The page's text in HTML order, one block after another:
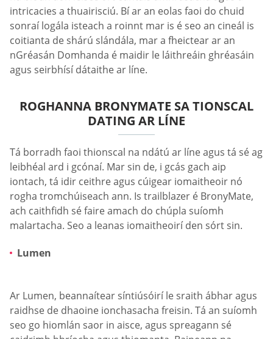
intricacies a thuairisciú. Bí ar an eolas faoi do chuid
sonraí logála isteach a roinnt mar is é seo an cineál is
coitianta de shárú slándála, mar a fheictear ar an
nGréasán Domhanda é maidir le láithreáin ghréasáin
agus seirbhísí dátaithe ar líne.
ROGHANNA BRONYMATE SA TIONSCAL
DATING AR LÍNE
Tá borradh faoi thionscal na ndátú ar líne agus tá sé ag
leibhéal ard i gcónaí. Mar sin de, i gcás gach aip
iontach, tá idir ceithre agus cúigear iomaitheoir nó
rogha tromchúiseach ann. Is trailblazer é BronyMate,
ach caithfidh sé faire amach do chúpla suíomh
malartacha. Seo a leanas iomaitheoirí den sórt sin.
Lumen
Ar Lumen, beannaítear síntiúsóirí le sraith ábhar agus
raidhse de dhaoine ionchasacha freisin. Tá an suíomh
seo go hiomlán saor in aisce, agus spreagann sé